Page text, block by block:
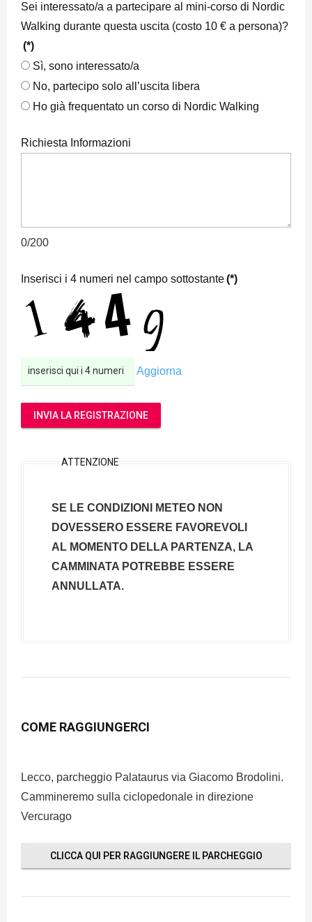
Sei interessato/a a partecipare al mini-corso di Nordic
Walking durante questa uscita (costo 10 € a persona)?
(*)
Sì, sono interessato/a
No, partecipo solo all’uscita libera
Ho già frequentato un corso di Nordic Walking
Richiesta Informazioni
0/200
Inserisci i 4 numeri nel campo sottostante(*)
Aggiorna
INVIA LA REGISTRAZIONE
ATTENZIONE
SE LE CONDIZIONI METEO NON
DOVESSERO ESSERE FAVOREVOLI
AL MOMENTO DELLA PARTENZA, LA
CAMMINATA POTREBBE ESSERE
ANNULLATA.
COME RAGGIUNGERCI
Lecco, parcheggio Palataurus via Giacomo Brodolini.
Cammineremo sulla ciclopedonale in direzione
Vercurago
CLICCA QUI PER RAGGIUNGERE IL PARCHEGGIO